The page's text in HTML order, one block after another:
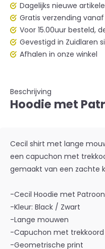
Dagelijks nieuwe
Gratis verzending
Voor 15.00uur besteld,
Gevestigd in Zuidlaren
Afhalen in onze winkel
Beschrijving
Hoodie met
Cecil shirt met lange
een capuchon met
gemaakt van een zachte
-Cecil Hoodie met Patroon
-Kleur: Black / Zwart
-Lange mouwen
-Capuchon met trekkoord
-Geometrische print